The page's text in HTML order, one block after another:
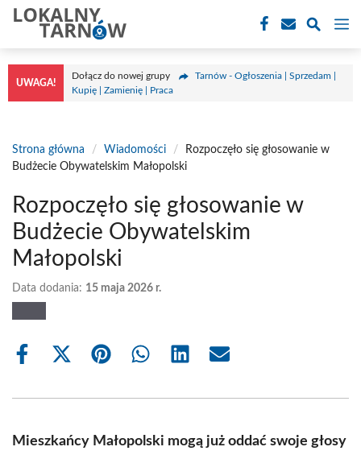
Przejdź
treści
UWAGA!
Dołącz do nowej grupy
Tarnów - Ogłoszenia | Sprzedam |
Kupię | Zamienię | Praca
Strona główna / Wiadomości /
Rozpoczęło się głosowanie w
Budżecie Obywatelskim Małopolski
Rozpoczęło się głosowanie w
Budżecie Obywatelskim
Małopolski
Data dodania: 15 maja 2026 r.
Share
Share
(Twitter)
Share Share Share Share
Mieszkańcy Małopolski mogą już oddać swoje głosy